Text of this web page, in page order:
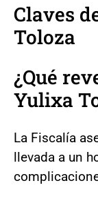
Claves
Toloza
¿Qué
Yulixa
La Fiscalía
llevada a un